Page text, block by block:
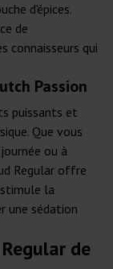
d'épices.
de
connaisseurs qui
Passion
puissants et
Que vous
ou à
Regular offre
la
une sédation
de